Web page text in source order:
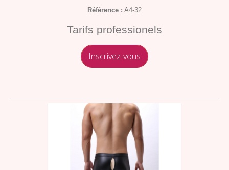
Référence : A4-32
Tarifs professionels
Inscrivez-vous